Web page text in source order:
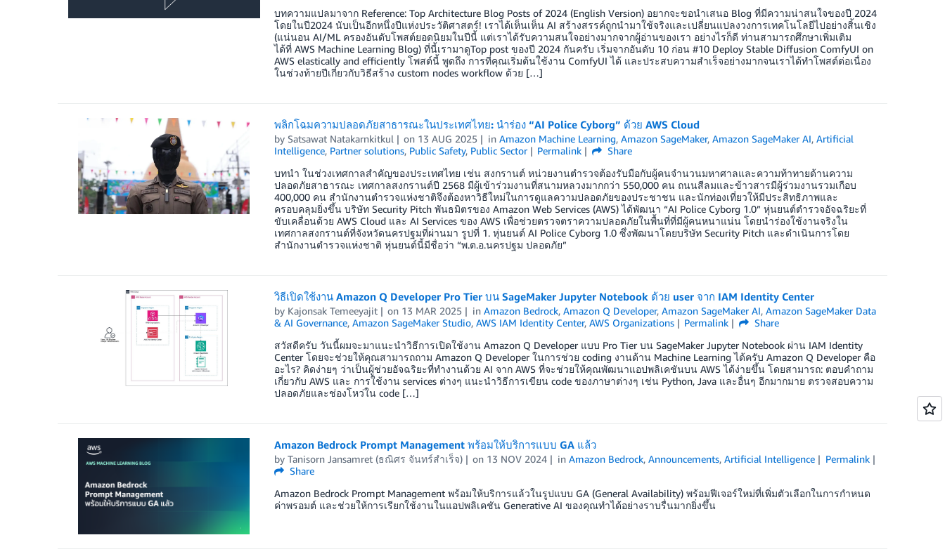
บทความแปลมาจาก Reference: Top Architecture Blog Posts of 2024 (English Version) อยากจะขอนำเสนอ Blog ที่มีความน่าสนใจของปี 2024
โดยในปี2024 นับเป็นอีกหนึ่งปีแห่งประวัติศาสตร์! เราได้เห็นเห็น AI สร้างสรรค์ถูกนำมาใช้จริงและเปลี่ยนแปลงวงการเทคโนโลยีไปอย่างสิ้นเชิง
(แน่นอน AI/ML ครองอันดับโพสต์ยอดนิยมในปีนี้ แต่เราได้รับความสนใจอย่างมากจากผู้อ่านของเรา อย่างไรก็ดี ท่านสามารถศึกษาเพิ่มเติม
ได้ที่ AWS Machine Learning Blog) ที่นี้เรามาดูTop post ของปี 2024 กันครับ เริ่มจากอันดับ 10 ก่อน #10 Deploy Stable Diffusion ComfyUI on
AWS elastically and efficiently โพสต์นี้ พูดถึง การที่คุณเริ่มต้นใช้งาน ComfyUI ได้ และประสบความสำเร็จอย่างมากจนเราได้ทำโพสต์ต่อเนื่อง
ในช่วงท้ายปีเกี่ยวกับวิธีสร้าง custom nodes workflow ด้วย […]
พลิกโฉมความปลอดภัยสาธารณะในประเทศไทย: นำร่อง “AI Police Cyborg” ด้วย AWS Cloud
by Satsawat Natakarnkitkul on 13 AUG 2025 inAmazon Machine Learning,Amazon SageMaker,Amazon SageMaker AI,Artificial
Intelligence, Partner solutions, Public Safety, Public Sector Permalink
Share
บทนำ ในช่วงเทศกาลสำคัญของประเทศไทย เช่น สงกรานต์ หน่วยงานตำรวจต้องรับมือกับผู้คนจำนวนมหาศาลและความท้าทายด้านความ
ปลอดภัยสาธารณะ เทศกาลสงกรานต์ปี 2568 มีผู้เข้าร่วมงานที่สนามหลวงมากกว่า 550,000 คน ถนนสีลมและข้าวสารมีผู้ร่วมงานรวมเกือบ
400,000 คน สำนักงานตำรวจแห่งชาติจึงต้องหาวิธีใหม่ในการดูแลความปลอดภัยของประชาชน และนักท่องเที่ยวให้มีประสิทธิภาพและ
ครอบคลุมยิ่งขึ้น บริษัท Security Pitch พันธมิตรของ Amazon Web Services (AWS) ได้พัฒนา “AI Police Cyborg 1.0” หุ่นยนต์ตำรวจอัจฉริยะที่
ขับเคลื่อนด้วย AWS Cloud และ AI Services ของ AWS เพื่อช่วยตรวจตราความปลอดภัยในพื้นที่ที่มีผู้คนหนาแน่น โดยนำร่องใช้งานจริงใน
เทศกาลสงกรานต์ที่จังหวัดนครปฐมที่ผ่านมา รูปที่ 1. หุ่นยนต์ AI Police Cyborg 1.0 ซึ่งพัฒนาโดยบริษัท Security Pitch และดำเนินการโดย
สำนักงานตำรวจแห่งชาติ หุ่นยนต์นี้มีชื่อว่า “พ.ต.อ.นครปฐม ปลอดภัย”
วิธีเปิดใช้งาน Amazon Q Developer Pro Tier บน SageMaker Jupyter Notebook ด้วย user จาก IAM Identity Center
by Kajonsak Temeeyajit on 13 MAR 2025 inAmazon Bedrock,Amazon Q Developer,Amazon SageMaker AI,Amazon SageMaker Data
& AI Governance, Amazon SageMaker Studio, AWS IAM Identity Center, AWS Organizations Permalink
Share
สวัสดีครับ วันนี้ผมจะมาแนะนำวิธีการเปิดใช้งาน Amazon Q Developer แบบ Pro Tier บน SageMaker Jupyter Notebook ผ่าน IAM Identity
Center โดยจะช่วยให้คุณสามารถถาม Amazon Q Developer ในการช่วย coding งานด้าน Machine Learning ได้ครับ Amazon Q Developer คือ
อะไร? คิดง่ายๆ ว่าเป็นผู้ช่วยอัจฉริยะที่ทำงานด้วย AI จาก AWS ที่จะช่วยให้คุณพัฒนาแอปพลิเคชันบน AWS ได้ง่ายขึ้น โดยสามารถ: ตอบคำถาม
เกี่ยวกับ AWS และ การใช้งาน services ต่างๆ แนะนำวิธีการเขียน code ของภาษาต่างๆ เช่น Python, Java และอื่นๆ อีกมากมาย ตรวจสอบความ
ปลอดภัยและช่องโหว่ใน code […]
Amazon Bedrock Prompt Management พร้อมให้บริการแบบ GA แล้ว
by Tanisorn Jansamret (ธณิศร จันทร์สำเร็จ) on 13 NOV 2024 inAmazon Bedrock,Announcements,Artificial Intelligence
Permalink
Share
Amazon Bedrock Prompt Management พร้อมให้บริการแล้วในรูปแบบ GA (General Availability) พร้อมฟีเจอร์ใหม่ที่เพิ่มตัวเลือกในการกำหนด
ค่าพรอมต์ และช่วยให้การเรียกใช้งานในแอปพลิเคชัน Generative AI ของคุณทำได้อย่างราบรื่นมากยิ่งขึ้น